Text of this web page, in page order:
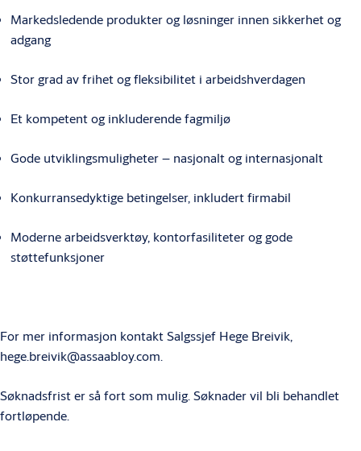
Markedsledende produkter og løsninger innen sikkerhet og
adgang
Stor grad av frihet og fleksibilitet i arbeidshverdagen
Et kompetent og inkluderende fagmiljø
Gode utviklingsmuligheter – nasjonalt og internasjonalt
Konkurransedyktige betingelser, inkludert firmabil
Moderne arbeidsverktøy, kontorfasiliteter og gode
støttefunksjoner
For mer informasjon kontakt Salgssjef Hege Breivik,
hege.breivik@assaabloy.com.
Søknadsfrist er så fort som mulig. Søknader vil bli behandlet
fortløpende.